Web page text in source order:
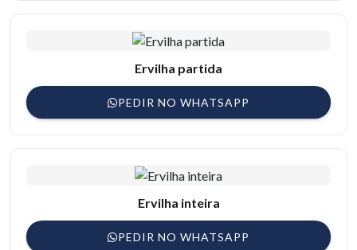
Ervilha partida
PEDIR NO WHATSAPP
Ervilha inteira
PEDIR NO WHATSAPP